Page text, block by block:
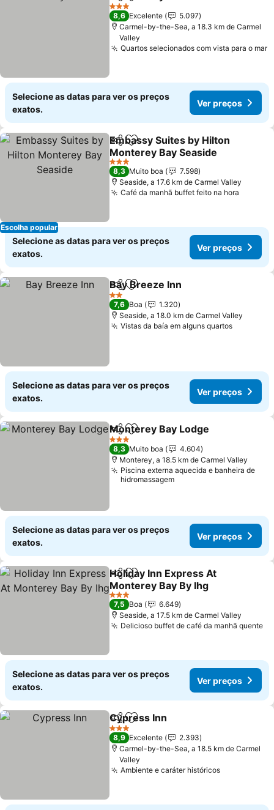
3 Estrelas
8,6 Excelente
5.097
Carmel-by-the-Sea, a 18.3 km de Carmel
Valley
Quartos selecionados com vista para o mar
Selecione as datas para ver os preços
exatos.
Ver preços
Escolha popular
PartilharAdicionar aos favoritos
Embassy Suites by Hilton
Monterey Bay Seaside
3 Estrelas
8,3 Muito boa
7.598
Seaside, a 17.6 km de Carmel Valley
Café da manhã buffet feito na hora
Selecione as datas para ver os preços
exatos.
Ver preços
PartilharAdicionar aos favoritos
Bay Breeze Inn
2 Estrelas
7,6 Boa
1.320
Seaside, a 18.0 km de Carmel Valley
Vistas da baía em alguns quartos
Selecione as datas para ver os preços
exatos.
Ver preços
PartilharAdicionar aos favoritos
Monterey Bay Lodge
3 Estrelas
8,3 Muito boa
4.604
Monterey, a 18.5 km de Carmel Valley
Piscina externa aquecida e banheira de
hidromassagem
Selecione as datas para ver os preços
exatos.
Ver preços
PartilharAdicionar aos favoritos
Holiday Inn Express At
Monterey Bay By Ihg
3 Estrelas
7,5 Boa
6.649
Seaside, a 17.5 km de Carmel Valley
Delicioso buffet de café da manhã quente
Selecione as datas para ver os preços
exatos.
Ver preços
PartilharAdicionar aos favoritos
Cypress Inn
3 Estrelas
8,9 Excelente
2.393
Carmel-by-the-Sea, a 18.5 km de Carmel
Valley
Ambiente e caráter históricos